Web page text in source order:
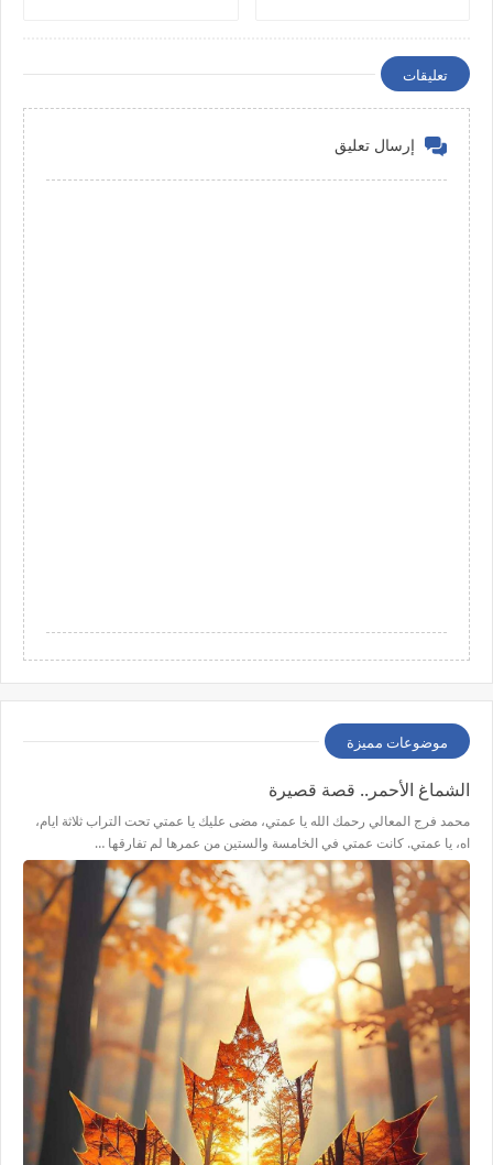
تعليقات
إرسال تعليق
موضوعات مميزة
الشماغ الأحمر.. قصة قصيرة
محمد فرج المعالي رحمك الله يا عمتي، مضى عليك يا عمتي تحت التراب ثلاثة ايام،
اه، يا عمتي. كانت عمتي في الخامسة والستين من عمرها لم تفارقها …